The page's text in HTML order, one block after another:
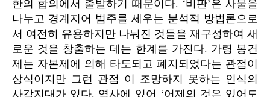
한의 합의에서 출발하기 때문이다. ‘비판’은 사물을
나누고 경계지어 범주를 세우는 분석적 방법론으로
서 여전히 유용하지만 나눠진 것들을 재구성하여 새
로운 것을 창출하는 데는 한계를 가진다. 가령 봉건
제는 자본제에 의해 타도되고 폐지되었다는 관점이
상식이지만 그런 관점 이 조망하지 못하는 인식의
사각지대가 있다. 역사에 있어 ‘어제의 것은 있어도